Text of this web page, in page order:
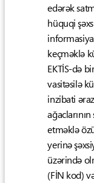
edərək
hüquqi
keçməklə
EKTİS-də
vasitəsilə
inzibati
etməklə
yerinə
üzərində
(FİN kod)